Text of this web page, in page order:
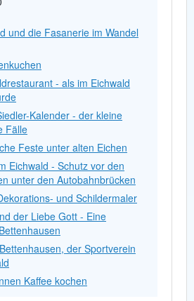
und die Fasanerie im Wandel
- als im Eichwald
Kalender - der kleine
Fälle
Feste unter alten Eichen
Eichwald - Schutz vor den
unter den Autobahnbrücken
und Schildermaler
der Liebe Gott - Eine
der Sportverein
Kaffee kochen